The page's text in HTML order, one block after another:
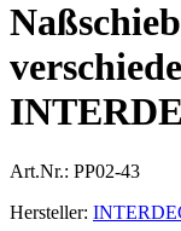
Art.Nr.: PP02-43
Hersteller: